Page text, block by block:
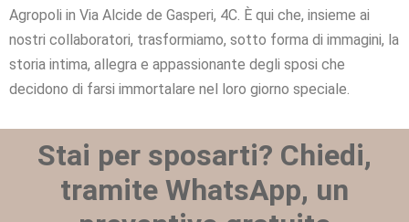
Agropoli in Via Alcide de Gasperi, 4C. È qui che, insieme ai
nostri collaboratori, trasformiamo, sotto forma di immagini, la
storia intima, allegra e appassionante degli sposi che
decidono di farsi immortalare nel loro giorno speciale.
Stai per sposarti? Chiedi,
tramite WhatsApp, un